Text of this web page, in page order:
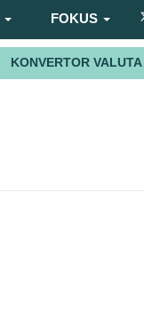
FOKUS
KONVERTOR VALUTA